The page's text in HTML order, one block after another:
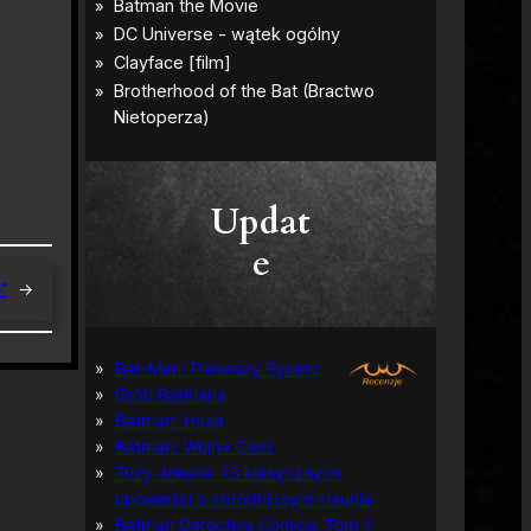
→
Updat
e
Bat-Man: Pierwszy Rycerz
Grób Batmana
Batman: Hush
Batman: Wojna Cieni
Tuzy Jokera: 13 klasycznych
opowieści o zbrodniczym klaunie
Batman Detective Comics, Tom 1: